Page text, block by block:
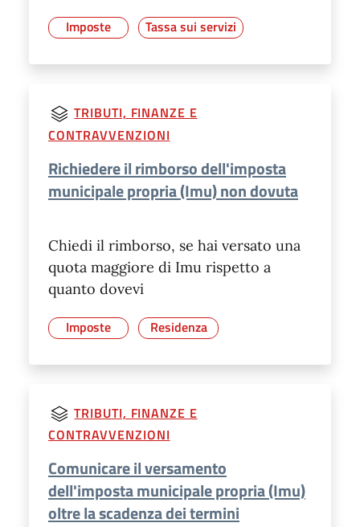
Imposte Tassa sui servizi
TRIBUTI, FINANZE E
CONTRAVVENZIONI
Richiedere il rimborso dell'imposta
municipale propria (Imu) non dovuta
Chiedi il rimborso, se hai versato una
quota maggiore di Imu rispetto a
quanto dovevi
Imposte Residenza
TRIBUTI, FINANZE E
CONTRAVVENZIONI
Comunicare il versamento
dell'imposta municipale propria (Imu)
oltre la scadenza dei termini